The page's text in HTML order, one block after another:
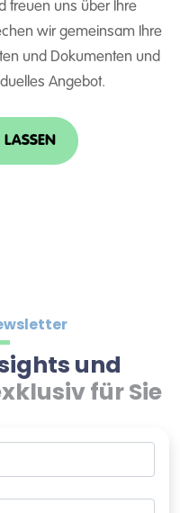
freuen uns über Ihre
wir gemeinsam Ihre
und Dokumenten und
Angebot.
LASSEN
und
für Sie